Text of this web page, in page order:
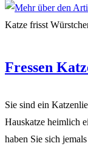
–
Wer
Katze frisst
Fressen
Sie sind ein
Hauskatze heimlich
haben Sie sich